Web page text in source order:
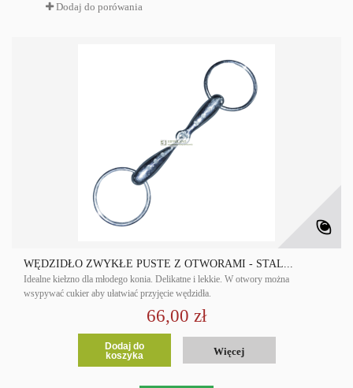
Dodaj do porówania
WĘDZIDŁO ZWYKŁE PUSTE Z OTWORAMI - STAL...
Idealne kiełzno dla młodego konia. Delikatne i lekkie. W otwory można
wsypywać cukier aby ułatwiać przyjęcie wędzidła.
66,00 zł
Dodaj do
koszyka
Więcej